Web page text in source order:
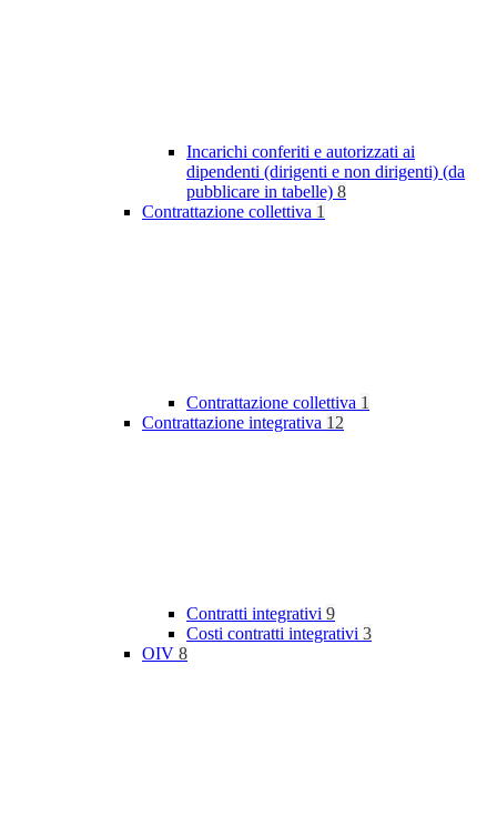
Incarichi conferiti e autorizzati ai
dipendenti (dirigenti e non dirigenti) (da
pubblicare in tabelle) 8
Contrattazione collettiva 1
Contrattazione collettiva 1
Contrattazione integrativa 12
Contratti integrativi 9
Costi contratti integrativi 3
OIV 8